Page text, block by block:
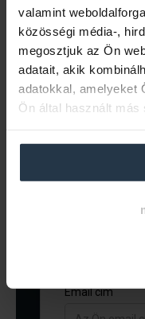
valamint
közösségi média-,
megosztjuk az Ön
adatait, akik
adatokkal, amelyeket
Ön által használt más
az alábbi
minket